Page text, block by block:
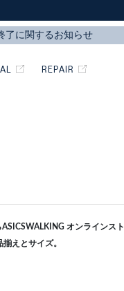
REPAIR
オンラインス
えとサイズ。